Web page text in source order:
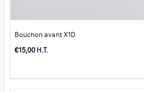
Bouchon avant X1D
€15,00 H.T.